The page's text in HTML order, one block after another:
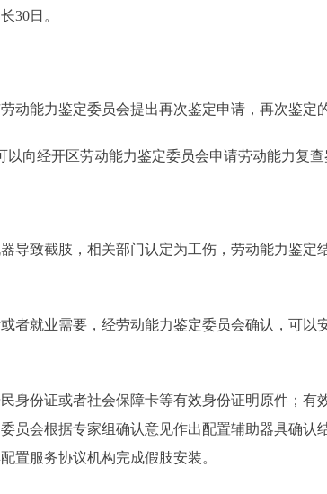
30日。
能力鉴定委员会提出再次鉴定申请，再次鉴定的
经开区劳动能力鉴定委员会申请劳动能力复查
致截肢，相关部门认定为工伤，劳动能力鉴定
就业需要，经劳动能力鉴定委员会确认，可以
份证或者社会保障卡等有效身份证明原件；有
员会根据专家组确认意见作出配置辅助器具确认
置服务协议机构完成假肢安装。